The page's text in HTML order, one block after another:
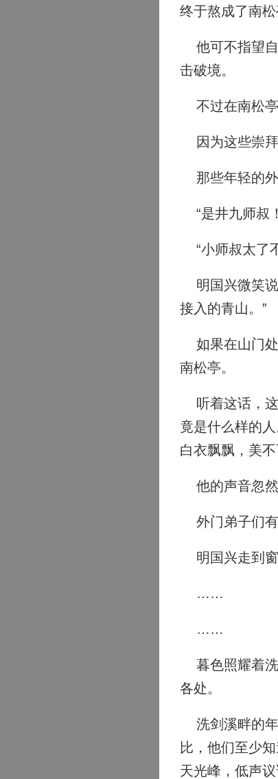
终于熬成了南
他可不指望自
击破境。
不过在南松亭
因为这些崇拜
那些年轻的外
“是井九师叔
“小师叔太了
明国兴微笑说
接入的青山。”
如果在山门处
南松亭。
听着这话，这
竟是什么样的
白衣飘飘，美
他的声音忽然
外门弟子们有
明国兴走到窗
……
……
暮色照耀着洗
各处。
洗剑溪畔的年
比，他们至少
天光峰，低声